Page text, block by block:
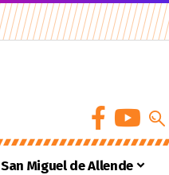
San Miguel de Allende